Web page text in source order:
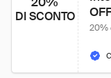
DI SCONTO
20%